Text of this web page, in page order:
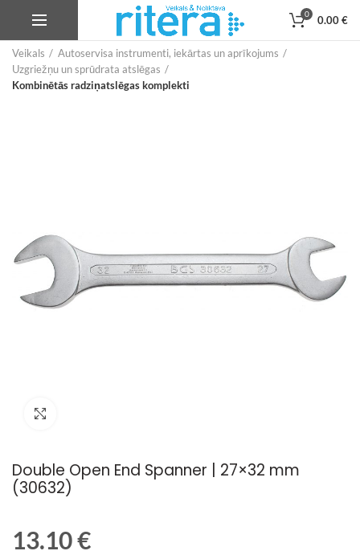
0 0.00€
Veikals
Autoservisa instrumenti, iekārtas un aprīkojums
Uzgriežņu un sprūdrata atslēgas
Kombinētās radziņatslēgas komplekti
Double Open End Spanner | 27×32 mm
(30632)
13.10€